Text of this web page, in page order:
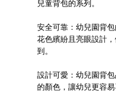
兒童背包的系列。
安全可靠：幼兒園背
花色繽紛且亮眼設計
到。
設計可愛：幼兒園背
的顏色，讓幼兒更容易